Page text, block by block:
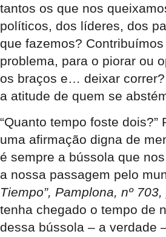
tantos os que nos
políticos, dos líderes, dos
que fazemos?
problema, para o piorar ou
os braços e… deixar
a atitude de quem se
“Quanto tempo foste dois?”
uma afirmação digna de
é sempre a bússola que
a nossa passagem pelo
Tiempo”, Pamplona, nº
tenha chegado o tempo de
dessa bússola – a verdade